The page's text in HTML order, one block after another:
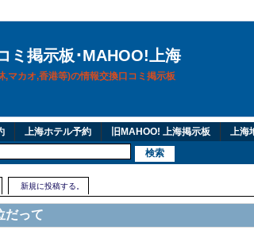
ミ掲示板･MAHOO!上海
,マカオ,香港等)の情報交換口コミ掲示板
上海ホテル予約 旧MAHOO! 上海掲示板 上海
新規に投稿する。
だって